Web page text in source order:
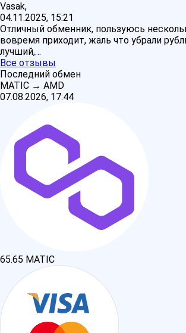
Vasak,
04.11.2025, 15:21
Отличный обменник, пользуюсь
вовремя приходит, жаль что убрали
лучший,…
Все отзывы
Последний обмен
MATIC → AMD
07.08.2026, 17:44
65.65 MATIC